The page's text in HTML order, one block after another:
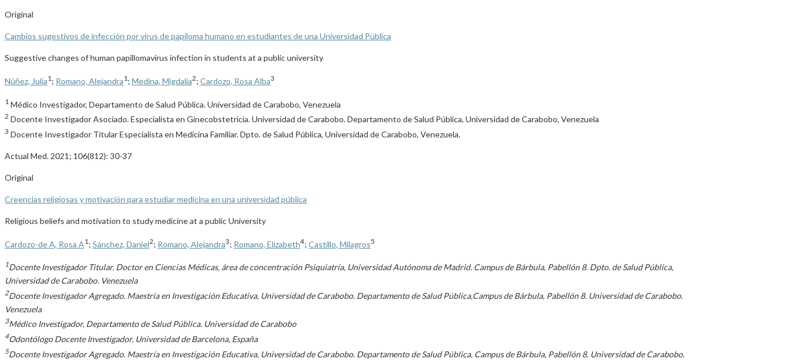
Original
Cambios sugestivos de infección por virus de papiloma humano en estudiantes de una Universidad Pública
Suggestive changes of human papillomavirus infection in students at a public university
Núñez, Julia1 ; Romano, Alejandra1 ; Medina, Migdalia2; Cardozo, Rosa Alba3
1 Médico Investigador, Departamento de Salud Pública. Universidad de Carabobo, Venezuela
2 Docente Investigador Asociado. Especialista en Ginecobstetricia. Universidad de Carabobo. Departamento de Salud Pública, Universidad de Carabobo, Venezuela
3 Docente Investigador Titular Especialista en Medicina Familiar. Dpto. de Salud Pública, Universidad de Carabobo, Venezuela.
Actual Med. 2021; 106(812): 30-37
Original
Creencias religiosas y motivación para estudiar medicina en una universidad pública
Religious beliefs and motivation to study medicine at a public University
Cardozo-de A, Rosa A1 ; Sánchez, Daniel2; Romano, Alejandra3; Romano, Elizabeth4; Castillo, Milagros5
1Docente Investigador Titular. Doctor en Ciencias Médicas, área de concentración Psiquiatría, Universidad Autónoma de Madrid. Campus de Bárbula, Pabellón 8. Dpto. de Salud Pública,
Universidad de Carabobo. Venezuela
2Docente Investigador Agregado. Maestria en Investigación Educativa, Universidad de Carabobo. Departamento de Salud Pública,Campus de Bárbula, Pabellón 8. Universidad de Carabobo.
Venezuela
3Médico Investigador, Departamento de Salud Pública. Universidad de Carabobo
4Odontólogo Docente Investigador, Universidad de Barcelona, España
5Docente Investigador Agregado. Maestría en Investigación Educativa, Universidad de Carabobo. Departamento de Salud Pública, Campus de Bárbula, Pabellón 8. Universidad de Carabobo.